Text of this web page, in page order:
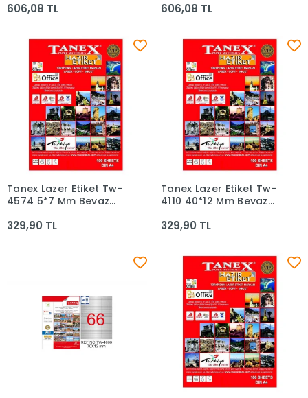
Adet
606,08 TL
Adet
606,08 TL
Sepete Ekle
Tanex Lazer Etiket Tw-
4574 5*7 Mm Beyaz
329,90 TL
Sepete Ekle
Tanex Lazer Etiket Tw-
4110 40*12 Mm Beyaz
329,90 TL